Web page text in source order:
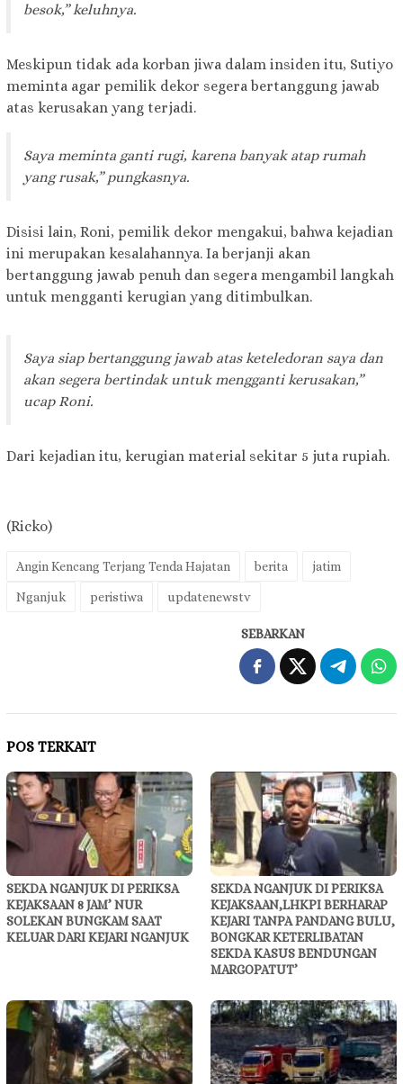
besok,” keluhnya.
Meskipun tidak ada korban jiwa dalam insiden itu, Sutiyo
meminta agar pemilik dekor segera bertanggung jawab
atas kerusakan yang terjadi.
Saya meminta ganti rugi, karena banyak atap rumah
yang rusak,” pungkasnya.
Disisi lain, Roni, pemilik dekor mengakui, bahwa kejadian
ini merupakan kesalahannya. Ia berjanji akan
bertanggung jawab penuh dan segera mengambil langkah
untuk mengganti kerugian yang ditimbulkan.
Saya siap bertanggung jawab atas keteledoran saya dan
akan segera bertindak untuk mengganti kerusakan,”
ucap Roni.
Dari kejadian itu, kerugian material sekitar 5 juta rupiah.
(Ricko)
Angin Kencang Terjang Tenda Hajatan berita jatim
Nganjuk peristiwa updatenewstv
SEBARKAN
POS TERKAIT
SEKDA NGANJUK DI PERIKSA
KEJAKSAAN 8 JAM’ NUR
SOLEKAN BUNGKAM SAAT
KELUAR DARI KEJARI NGANJUK
SEKDA NGANJUK DI PERIKSA
KEJAKSAAN,LHKPI BERHARAP
KEJARI TANPA PANDANG BULU,
BONGKAR KETERLIBATAN
SEKDA KASUS BENDUNGAN
MARGOPATUT’